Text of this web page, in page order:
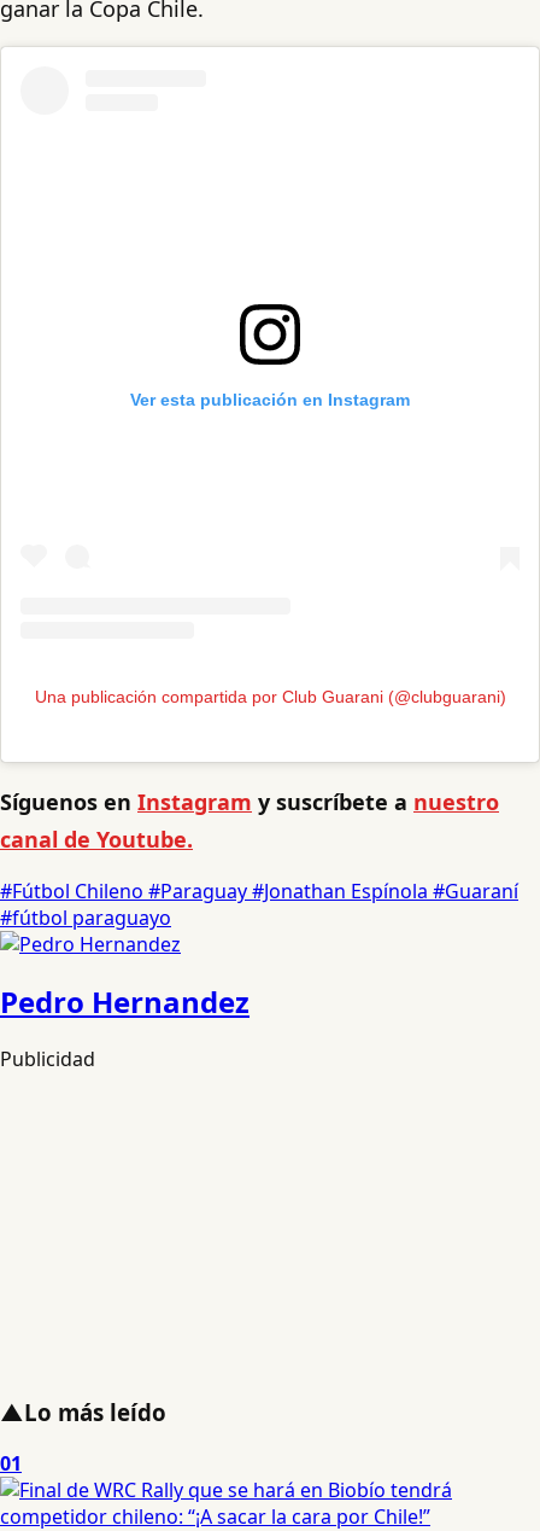
ganar la Copa Chile.
Ver esta publicación en Instagram
Una publicación compartida por Club Guarani (@clubguarani)
Síguenos en Instagram y suscríbete a nuestro
canal de Youtube.
#Fútbol Chileno #Paraguay#Jonathan Espínola #Guaraní
#fútbol paraguayo
Pedro Hernandez
Publicidad
▲Lo más leído
01